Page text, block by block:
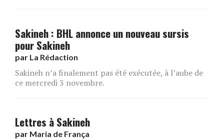
Sakineh : BHL annonce un nouveau sursis
pour Sakineh
par La Rédaction
Sakineh n’a finalement pas été exécutée, à l’aube de
ce mercredi 3 novembre.
Lettres à Sakineh
par Maria de França